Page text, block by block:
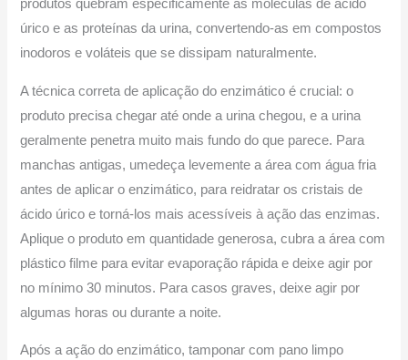
produtos quebram especificamente as moléculas de ácido
úrico e as proteínas da urina, convertendo-as em compostos
inodoros e voláteis que se dissipam naturalmente.
A técnica correta de aplicação do enzimático é crucial: o
produto precisa chegar até onde a urina chegou, e a urina
geralmente penetra muito mais fundo do que parece. Para
manchas antigas, umedeça levemente a área com água fria
antes de aplicar o enzimático, para reidratar os cristais de
ácido úrico e torná-los mais acessíveis à ação das enzimas.
Aplique o produto em quantidade generosa, cubra a área com
plástico filme para evitar evaporação rápida e deixe agir por
no mínimo 30 minutos. Para casos graves, deixe agir por
algumas horas ou durante a noite.
Após a ação do enzimático, tamponar com pano limpo